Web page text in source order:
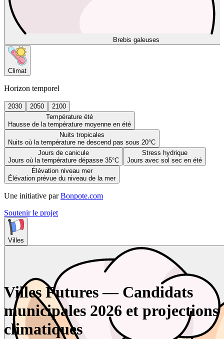
Brebis galeuses
Climat
Horizon temporel
2030 2050
2100
Température été
Hausse de la température moyenne en été
Nuits tropicales
Nuits où la température ne descend pas sous 20°C
Jours de canicule
Jours où la température dépasse 35°C
Stress hydrique
Jours avec sol sec en été
Élévation niveau mer
Élévation prévue du niveau de la mer
Une initiative par Bonpote.com
Soutenir le projet
Villes
Villes Futures — Candidats
municipales 2026 et projections
climatiques